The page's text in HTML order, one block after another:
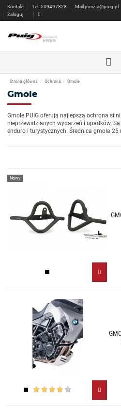
Kontakt Tel. 509497828 Mail poczta@puig.pl
Zaloguj
Strona główna Ochrona Gmole
Gmole
Gmole PUIG oferują najlepszą ochrona
nieprzewidzianych wydarzeń i upadków.
enduro i turystycznych. Średnica gmola 25
Czarny (N)
Nowy
Czarny (N)